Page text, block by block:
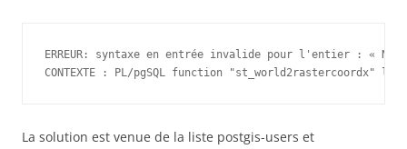
ERREUR: syntaxe en entrée invalide pour l'entier : « NaN
CONTEXTE : PL/pgSQL function
La solution est venue de la liste postgis-users et